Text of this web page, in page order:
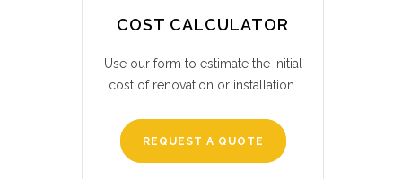
COST CALCULATOR
Use our form to estimate the initial
cost of renovation or installation.
REQUEST A QUOTE